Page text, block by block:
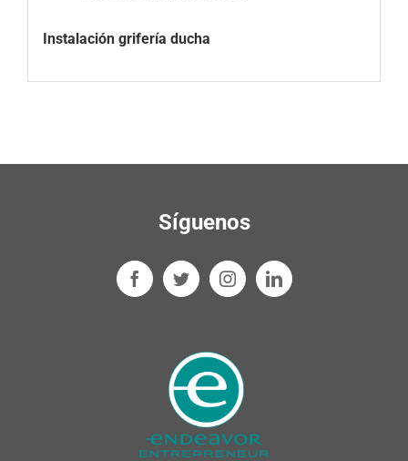
Instalación grifería ducha
Síguenos